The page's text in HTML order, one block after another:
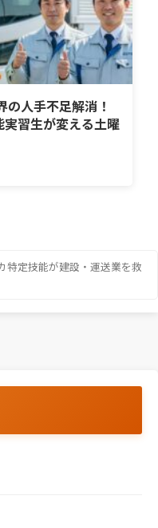
の人手不足解消！
習生が変える土曜
特定技能が建設・運送業を救